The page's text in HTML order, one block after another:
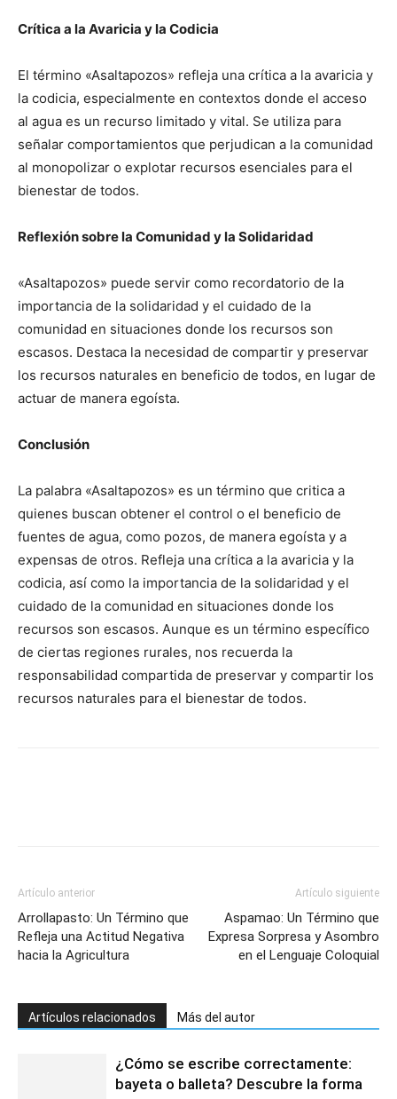
Crítica a la Avaricia y la Codicia
El término «Asaltapozos» refleja una crítica a la avaricia y
la codicia, especialmente en contextos donde el acceso
al agua es un recurso limitado y vital. Se utiliza para
señalar comportamientos que perjudican a la comunidad
al monopolizar o explotar recursos esenciales para el
bienestar de todos.
Reflexión sobre la Comunidad y la Solidaridad
«Asaltapozos» puede servir como recordatorio de la
importancia de la solidaridad y el cuidado de la
comunidad en situaciones donde los recursos son
escasos. Destaca la necesidad de compartir y preservar
los recursos naturales en beneficio de todos, en lugar de
actuar de manera egoísta.
Conclusión
La palabra «Asaltapozos» es un término que critica a
quienes buscan obtener el control o el beneficio de
fuentes de agua, como pozos, de manera egoísta y a
expensas de otros. Refleja una crítica a la avaricia y la
codicia, así como la importancia de la solidaridad y el
cuidado de la comunidad en situaciones donde los
recursos son escasos. Aunque es un término específico
de ciertas regiones rurales, nos recuerda la
responsabilidad compartida de preservar y compartir los
recursos naturales para el bienestar de todos.
Artículo anterior
Arrollapasto: Un Término que
Refleja una Actitud Negativa
hacia la Agricultura
Artículo siguiente
Aspamao: Un Término que
Expresa Sorpresa y Asombro
en el Lenguaje Coloquial
Artículos relacionados Más del autor
¿Cómo se escribe correctamente:
bayeta o balleta? Descubre la forma